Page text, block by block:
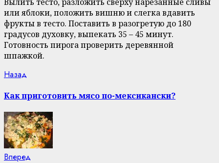
или яблоки, положить вишню и слегка вдавить
фрукты в тесто. Поставить в разогретую до 180
градусов духовку, выпекать 35 – 45 минут.
Готовность пирога проверить деревянной
шпажкой.
Continue
Reading
Назад
Как приготовить мясо по-мексикански?
Вперед